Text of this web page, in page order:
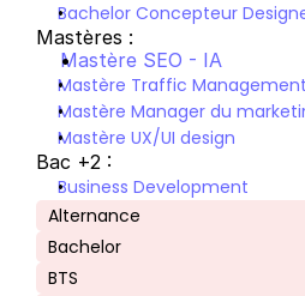
Bachelor Concepteur
Mastères :
Mastère SEO - IA
Mastère Traffic Management
Mastère Manager du
Mastère UX/UI design
Bac +2 :
Business Development
Alternance
Bachelor
BTS